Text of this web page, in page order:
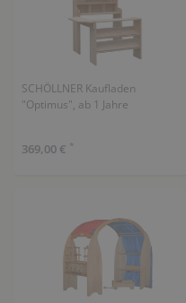
SCHÖLLNER Kaufladen
"Optimus", ab 1 Jahre
369,00 € *